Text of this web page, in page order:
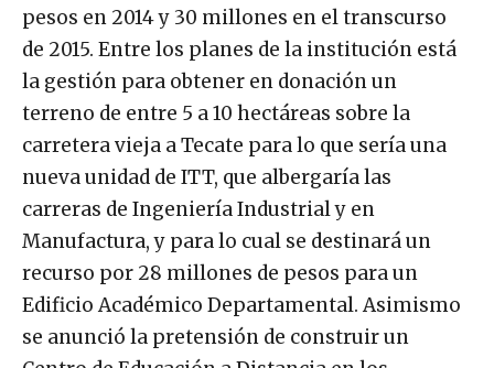
pesos en 2014 y 30 millones en el transcurso
de 2015. Entre los planes de la institución está
la gestión para obtener en donación un
terreno de entre 5 a 10 hectáreas sobre la
carretera vieja a Tecate para lo que sería una
nueva unidad de ITT, que albergaría las
carreras de Ingeniería Industrial y en
Manufactura, y para lo cual se destinará un
recurso por 28 millones de pesos para un
Edificio Académico Departamental. Asimismo
se anunció la pretensión de construir un